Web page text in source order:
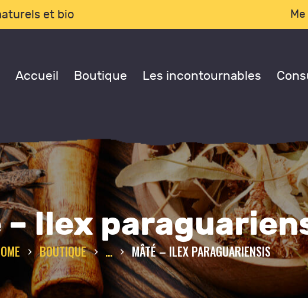
et bio
Accueil Boutique Les incontournables
DE NOUS
– Ilex
BOUTIQUE ... MÂTÉ – ILEX PARAGUARIENSIS